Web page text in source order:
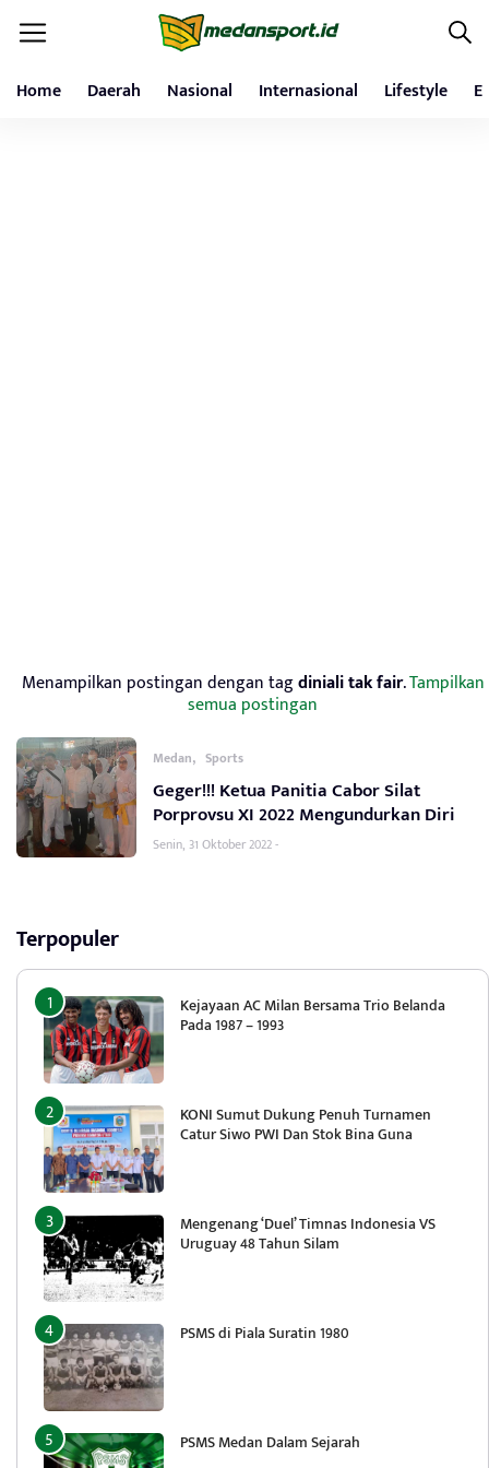
Home Daerah Nasional Internasional Lifestyle
Menampilkan postingan dengan tagdiniali tak fair.Tampilkan
semua postingan
Medan, Sports
Geger!!! Ketua Panitia Cabor Silat
Porprovsu XI 2022 Mengundurkan Diri
Senin, 31 Oktober 2022 -
Terpopuler
Kejayaan AC Milan Bersama Trio Belanda
Pada 1987 – 1993
KONI Sumut Dukung Penuh Turnamen
Catur Siwo PWI Dan Stok Bina Guna
Mengenang ‘Duel’ Timnas Indonesia VS
Uruguay 48 Tahun Silam
PSMS di Piala Suratin 1980
PSMS Medan Dalam Sejarah